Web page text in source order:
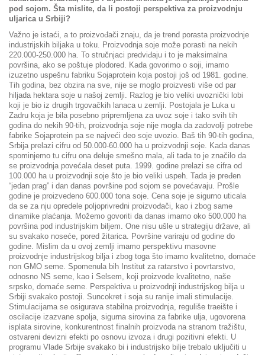
pod sojom. Šta mislite, da li postoji perspektiva za proizvodnju
uljarica u Srbiji?
Važno je istaći, a to proizvođači znaju, da je trend porasta proizvodnje
industrijskih biljaka u toku. Proizvodnja soje može porasti na nekih
220.000-250.000 ha. To stručnjaci predviđaju i to je maksimalna
površina, ako se poštuje plodored. Kada govorimo o soji, imamo
izuzetno uspešnu fabriku Sojaprotein koja postoji još od 1981. godine.
Tih godina, bez obzira na sve, nije se moglo proizvesti više od par
hiljada hektara soje u našoj zemlji. Razlog je bio veliki uvoznički lobi
koji je bio iz drugih trgovačkih lanaca u zemlji. Postojala je Luka u
Zadru koja je bila posebno pripremljena za uvoz soje i tako svih tih
godina do nekih 90-tih, proizvodnja soje nije mogla da zadovolji potrebe
fabrike Sojaprotein pa se najveći deo soje uvozio. Baš tih 90-tih godina,
Srbija prelazi cifru od 50.000-60.000 ha u proizvodnji soje. Kada danas
spominjemo tu cifru ona deluje smešno mala, ali tada to je značilo da
se proizvodnja povećala deset puta. 1999. godine prelazi se cifra od
100.000 ha u proizvodnji soje što je bio veliki uspeh. Tada je pređen
“jedan prag” i dan danas površine pod sojom se povećavaju. Prošle
godine je proizvedeno 600.000 tona soje. Cena soje je sigurno uticala
da se za nju opredele poljoprivredni proizvođači, kao i zbog same
dinamike plaćanja. Možemo govoriti da danas imamo oko 500.000 ha
površina pod industrijskim biljem. One nisu ušle u strategiju države, ali
su svakako noseće, pored žitarica. Površine variraju od godine do
godine. Mislim da u ovoj zemlji imamo perspektivu masovne
proizvodnje industrijskog bilja i zbog toga što imamo kvalitetno, domaće
non GMO seme. Spomenula bih Institut za ratarstvo i povrtarstvo,
odnosno NS seme, kao i Selsem, koji proizvode kvalitetno, naše
srpsko, domaće seme. Perspektiva u proizvodnji industrijskog bilja u
Srbiji svakako postoji. Suncokret i soja su ranije imali stimulacije.
Stimulacijama se osigurava stabilna proizvodnja, reguliše traeište i
oscilacije izazvane spolja, sigurna sirovina za fabrike ulja, ugovorena
isplata sirovine, konkurentnost finalnih proizvoda na stranom tražištu,
ostvareni devizni efekti po osnovu izvoza i drugi pozitivni efekti. U
programu Vlade Srbije svakako bi i industrijsko bilje trebalo uključiti u